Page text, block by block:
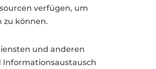
verfügen, um
zu können.
und anderen
Informationsaustausch